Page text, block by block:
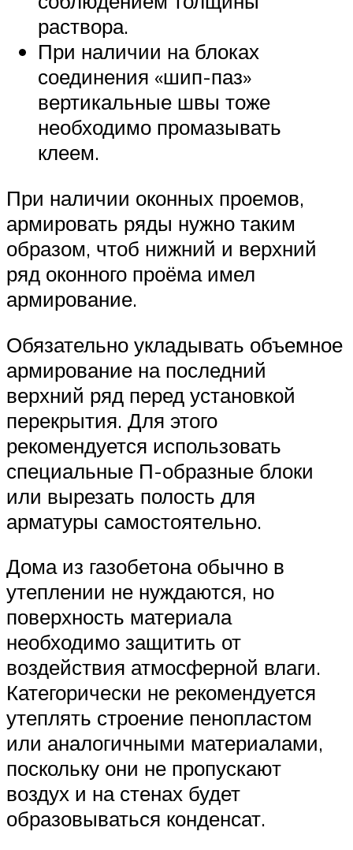
раствора.
При наличии на блоках
соединения «шип-паз»
вертикальные швы тоже
необходимо промазывать
клеем.
При наличии оконных проемов,
армировать ряды нужно таким
образом, чтоб нижний и верхний
ряд оконного проёма имел
армирование.
Обязательно укладывать объемное
армирование на последний
верхний ряд перед установкой
перекрытия. Для этого
рекомендуется использовать
специальные П-образные блоки
или вырезать полость для
арматуры самостоятельно.
Дома из газобетона обычно в
утеплении не нуждаются, но
поверхность материала
необходимо защитить от
воздействия атмосферной влаги.
Категорически не рекомендуется
утеплять строение пенопластом
или аналогичными материалами,
поскольку они не пропускают
воздух и на стенах будет
образовываться конденсат.